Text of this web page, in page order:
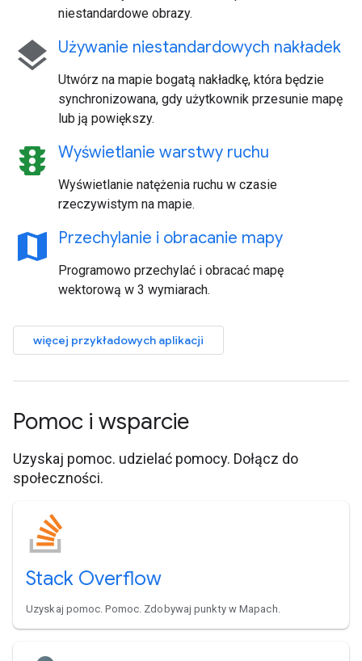
niestandardowe obrazy.
layers Używanie niestandardowych nakładek
Utwórz na mapie bogatą nakładkę, która będzie
synchronizowana, gdy użytkownik przesunie mapę
lub ją powiększy.
traffic Wyświetlanie warstwy ruchu
Wyświetlanie natężenia ruchu w czasie
rzeczywistym na mapie.
map Przechylanie i obracanie mapy
Programowo przechylać i obracać mapę
wektorową w 3 wymiarach.
więcej przykładowych aplikacji
Pomoc i wsparcie
Uzyskaj pomoc. udzielać pomocy. Dołącz do
społeczności.
Stack Overflow
Uzyskaj pomoc. Pomoc. Zdobywaj punkty w Mapach.